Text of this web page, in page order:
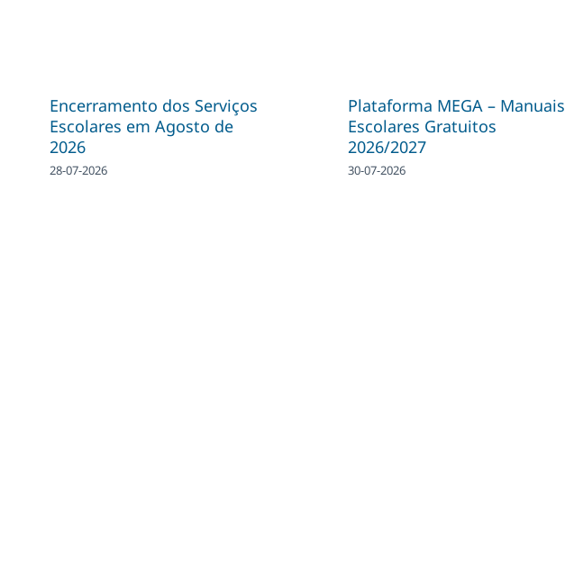
Encerramento dos Serviços
Escolares em Agosto de
2026
28-07-2026
Plataforma MEGA – Manuais
Escolares Gratuitos
2026/2027
30-07-2026